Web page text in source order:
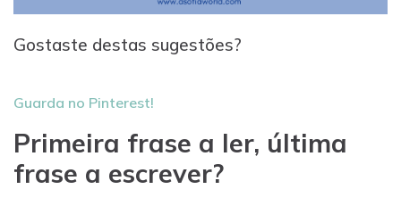
Gostaste destas sugestões?
Guarda no Pinterest!
Primeira frase a ler, última
frase a escrever?